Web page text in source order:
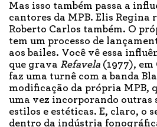
Mas isso também passa a
cantores da MPB. Elis
Roberto Carlos também. O
tem um processo de
aos bailes. Você vê essa
que grava Refavela (1977), em
faz uma turnê com a banda
modificação da própria MPB,
uma vez incorporando outras
estilos e estéticas. E, claro, o
dentro da indústria